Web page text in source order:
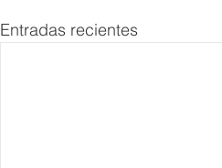
Entradas recientes